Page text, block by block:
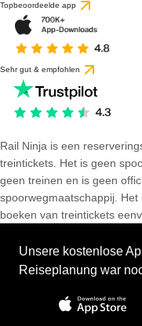
Topbeoordeelde app
Sehr gut & empfohlen
Rail Ninja is een
treintickets. Het is geen
geen treinen en is geen
spoorwegmaatschappij.
boeken van treintickets
Unsere kostenlose
Reiseplanung war